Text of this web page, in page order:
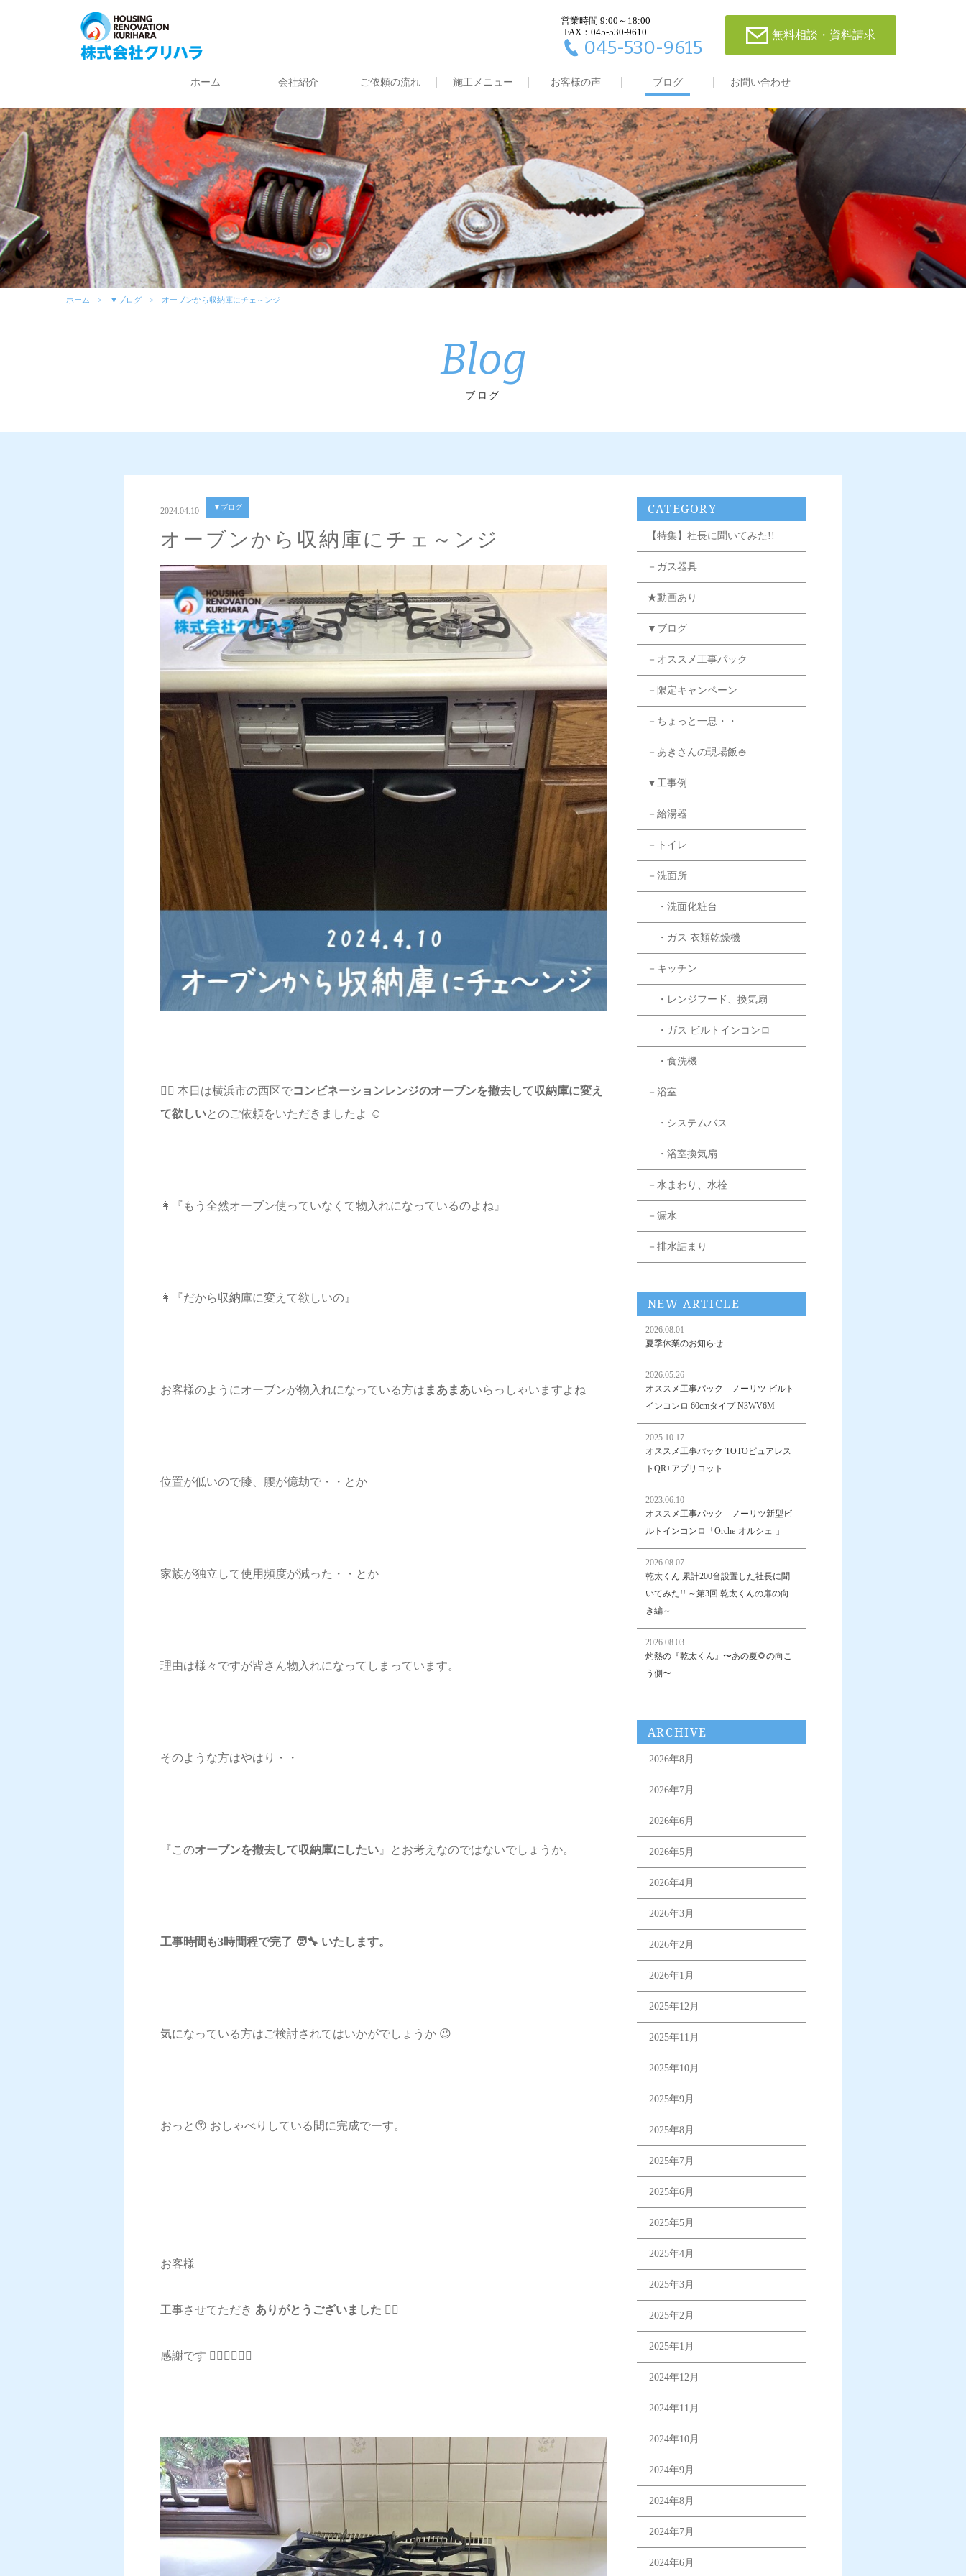
営業時間 9:00～18:00
FAX：045-530-9610
045-530-9615
無料相談・資料請求
ホーム 会社紹介 ご依頼の流れ 施工メニュー お客様の声 ブログ お問い合わせ
ホーム ▼ブログ オーブンから収納庫にチェ～ンジ
Blog
ブログ
2024.04.10 ▼ブログ
オーブンから収納庫にチェ～ンジ
💁‍♀️ 本日は横浜市の西区でコンビネーションレンジのオーブンを撤去して収納庫に変え
て欲しいとのご依頼をいただきましたよ ☺️
👩『もう全然オーブン使っていなくて物入れになっているのよね』
👩『だから収納庫に変えて欲しいの』
お客様のようにオーブンが物入れになっている方は まあまあいらっしゃいますよね
位置が低いので膝、腰が億劫で・・とか
家族が独立して使用頻度が減った・・とか
理由は様々ですが皆さん物入れになってしまっています。
そのような方はやはり・・
『このオーブンを撤去して収納庫にしたい 』とお考えなのではないでしょうか。
工事時間も3時間程で完了 🧑‍🔧 いたします。
気になっている方はご検討されてはいかがでしょうか 😉
おっと😙 おしゃべりしている間に完成でーす。
お客様
工事させてただき ありがとうございました 🙇‍♂️
感謝です 🙇‍♂️🙇‍♂️🙇‍♂️
CATEGORY
【特集】社長に聞いてみた!!
－ガス器具
★動画あり
▼ブログ
－オススメ工事パック
－限定キャンペーン
－ちょっと一息・・
－あきさんの現場飯🍚
▼工事例
－給湯器
－トイレ
－洗面所
・洗面化粧台
・ガス 衣類乾燥機
－キッチン
・レンジフード、換気扇
・ガス ビルトインコンロ
・食洗機
－浴室
・システムバス
・浴室換気扇
－水まわり、水栓
－漏水
－排水詰まり
NEW ARTICLE
2026.08.01
夏季休業のお知らせ
2026.05.26
オススメ工事パック ノーリツ ビルト
インコンロ 60cmタイプ N3WV6M
2025.10.17
オススメ工事パック TOTOピュアレス
トQR+アプリコット
2023.06.10
オススメ工事パック ノーリツ新型ビ
ルトインコンロ「Orche-オルシェ-」
2026.08.07
乾太くん 累計200台設置した社長に聞
いてみた!! ～第3回 乾太くんの扉の向
き編～
2026.08.03
灼熱の『乾太くん』〜あの夏🌻の向こ
う側〜
ARCHIVE
2026年8月
2026年7月
2026年6月
2026年5月
2026年4月
2026年3月
2026年2月
2026年1月
2025年12月
2025年11月
2025年10月
2025年9月
2025年8月
2025年7月
2025年6月
2025年5月
2025年4月
2025年3月
2025年2月
2025年1月
2024年12月
2024年11月
2024年10月
2024年9月
2024年8月
2024年7月
2024年6月